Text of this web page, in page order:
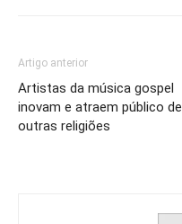
Artigo anterior
Artistas da música gospel
inovam e atraem público de
outras religiões